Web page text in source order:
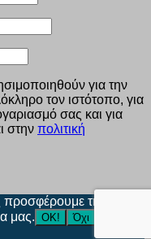
για την
τον ιστότοπο, για
σας και για
στην πολιτική
την
μας. ΟΚ!
Όχι